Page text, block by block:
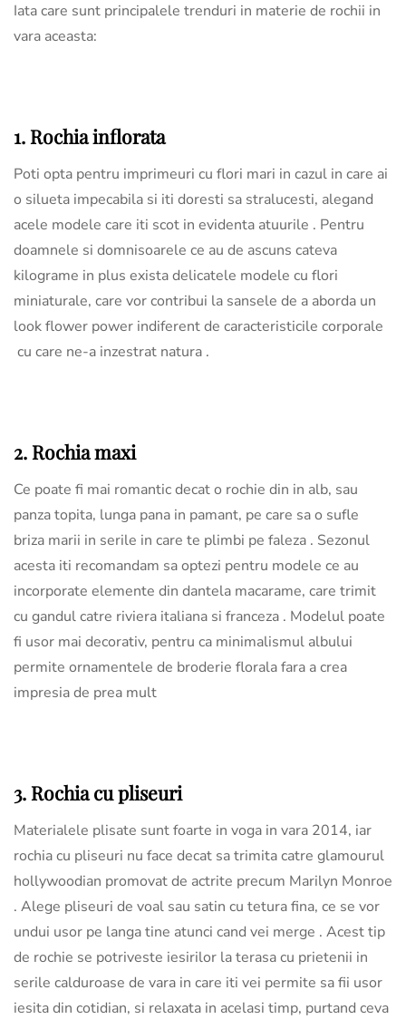
Iata care sunt principalele trenduri in materie de rochii in
vara aceasta:
1. Rochia inflorata
Poti opta pentru imprimeuri cu flori mari in cazul in care ai
o silueta impecabila si iti doresti sa stralucesti, alegand
acele modele care iti scot in evidenta atuurile . Pentru
doamnele si domnisoarele ce au de ascuns cateva
kilograme in plus exista delicatele modele cu flori
miniaturale, care vor contribui la sansele de a aborda un
look flower power indiferent de caracteristicile corporale
cu care ne-a inzestrat natura .
2. Rochia maxi
Ce poate fi mai romantic decat o rochie din in alb, sau
panza topita, lunga pana in pamant, pe care sa o sufle
briza marii in serile in care te plimbi pe faleza . Sezonul
acesta iti recomandam sa optezi pentru modele ce au
incorporate elemente din dantela macarame, care trimit
cu gandul catre riviera italiana si franceza . Modelul poate
fi usor mai decorativ, pentru ca minimalismul albului
permite ornamentele de broderie florala fara a crea
impresia de prea mult
3. Rochia cu pliseuri
Materialele plisate sunt foarte in voga in vara 2014, iar
rochia cu pliseuri nu face decat sa trimita catre glamourul
hollywoodian promovat de actrite precum Marilyn Monroe
. Alege pliseuri de voal sau satin cu tetura fina, ce se vor
undui usor pe langa tine atunci cand vei merge . Acest tip
de rochie se potriveste iesirilor la terasa cu prietenii in
serile calduroase de vara in care iti vei permite sa fii usor
iesita din cotidian, si relaxata in acelasi timp, purtand ceva